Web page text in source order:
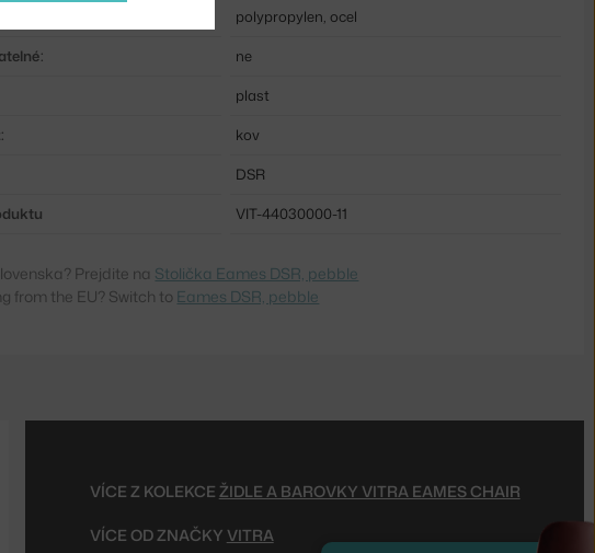
polypropylen, ocel
ne
plast
kov
DSR
VIT-44030000-11
Prejdite na Stolička Eames DSR, pebble
from the EU? Switch to Eames DSR, pebble
VÍCE Z KOLEKCE ŽIDLE A BAROVKY VITRA EAMES CHAIR
VÍCE OD ZNAČKY VITRA